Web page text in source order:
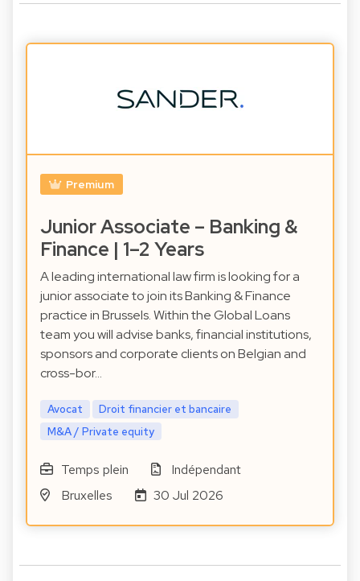
Premium
Junior Associate – Banking &
Finance | 1–2 Years
A leading international law firm is looking for a
junior associate to join its Banking & Finance
practice in Brussels. Within the Global Loans
team you will advise banks, financial institutions,
sponsors and corporate clients on Belgian and
cross-bor…
Avocat
Droit financier et bancaire
M&A / Private equity
Temps plein
Indépendant
Bruxelles
30 Jul 2026